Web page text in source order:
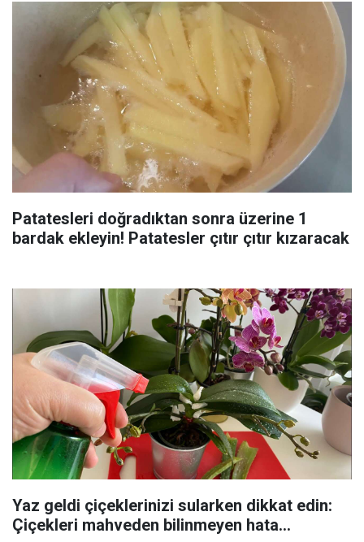
Patatesleri doğradıktan sonra üzerine 1
bardak ekleyin! Patatesler çıtır çıtır kızaracak
Yaz geldi çiçeklerinizi sularken dikkat edin:
Çiçekleri mahveden bilinmeyen hata...